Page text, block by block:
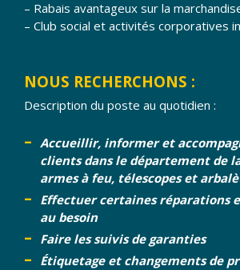
– Rabais avantageux sur la
– Club social et activités corporatives
NOUS RECHERCHONS :
Description du poste au quotidien :
Accueillir, informer et
clients dans le département de
armes à feu, télescopes et
Effectuer certaines réparations
au besoin
Faire les suivis de garanties
Étiquetage et changements de